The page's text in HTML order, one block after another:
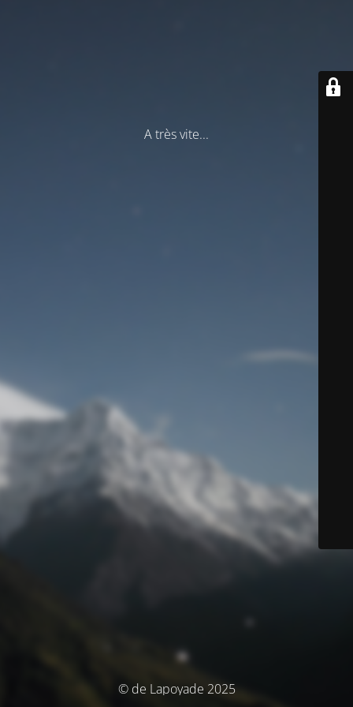
A très vite...
© de Lapoyade 2025